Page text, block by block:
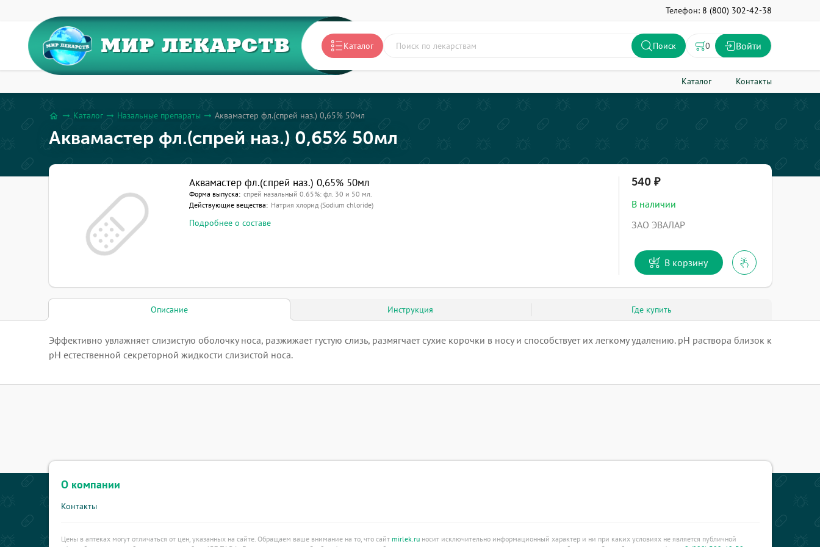
Телефон: 8 (800) 302-42-38
МИР ЛЕКАРСТВ Каталог Поиск 0 Войти
Каталог Контакты
home arrow_right_alt Каталог arrow_right_alt Назальные препараты arrow_right_alt Аквамастер фл.(спрей наз.) 0,65% 50мл
Аквамастер фл.(спрей наз.) 0,65% 50мл
Аквамастер фл.(спрей наз.) 0,65% 50мл
Форма выпуска: спрей назальный 0.65%: фл. 30 и 50 мл.
Действующие вещества: Натрия хлорид (Sodium chloride)
Подробнее о составе
540
В наличии
ЗАО ЭВАЛАР
В корзину
Описание Инструкция Где купить
Эффективно увлажняет слизистую оболочку носа, разжижает густую слизь, размягчает сухие корочки в носу и способствует их легкому удалению. рН раствора близок к
рН естественной секреторной жидкости слизистой носа.
О компании
Контакты
Цены в аптеках могут отличаться от цен, указанных на сайте. Обращаем ваше внимание на то, что сайт mirlek.ruносит исключительно информационный характер и ни при каких условиях не является публичной